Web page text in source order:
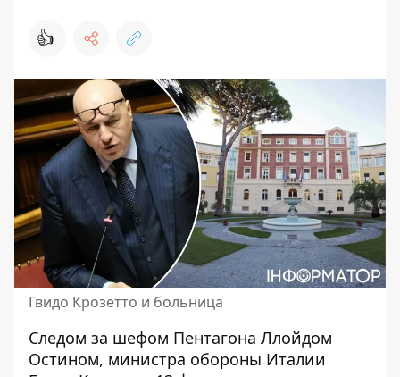
👍
Гвидо Крозетто и больница
Следом за шефом Пентагона Ллойдом
Остином, министра обороны Италии